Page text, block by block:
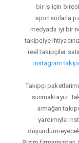
bir iş için
sponsorlarla
medyada iyi bir
takipçiye
reel takipçiler
instagram
Takipçi
sunmaktayız.
armağan
yardımıyla